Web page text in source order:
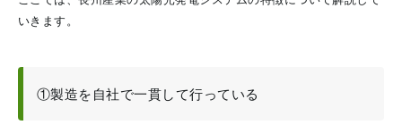
いきます。
①製造を自社で一貫して行っている